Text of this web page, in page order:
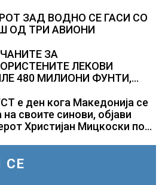
Франција и Германија
ЗАД ВОДНО СЕ ГАСИ СО
ОД ТРИ АВИОНИ
ЗА
ЛЕКОВИ
480 МИЛИОНИ ФУНТИ,
што навистина им се
е ден кога Македонија се
на своите синови, објави
Христијан Мицкоски по
бранители
СЕ